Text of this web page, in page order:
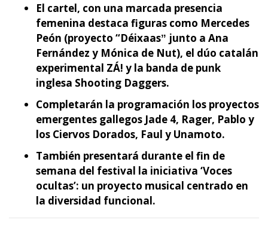
El cartel, con una marcada presencia
femenina destaca figuras como Mercedes
Peón (proyecto “Déixaasˮ junto a Ana
Fernández y Mónica de Nut), el dúo catalán
experimental ZÁ! y la banda de punk
inglesa Shooting Daggers.
Completarán la programación los proyectos
emergentes gallegos Jade 4, Rager, Pablo y
los Ciervos Dorados, Faul y Unamoto.
También presentará durante el fin de
semana del festival la iniciativa ‘Voces
ocultas’: un proyecto musical centrado en
la diversidad funcional.